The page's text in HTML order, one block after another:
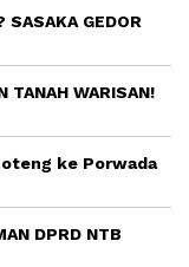
SASAKA GEDOR
TANAH WARISAN!
ke Porwada
DPRD NTB